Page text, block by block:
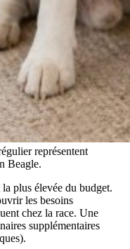
représentent
Beagle.
plus élevée du budget.
les besoins
chez la race. Une
supplémentaires